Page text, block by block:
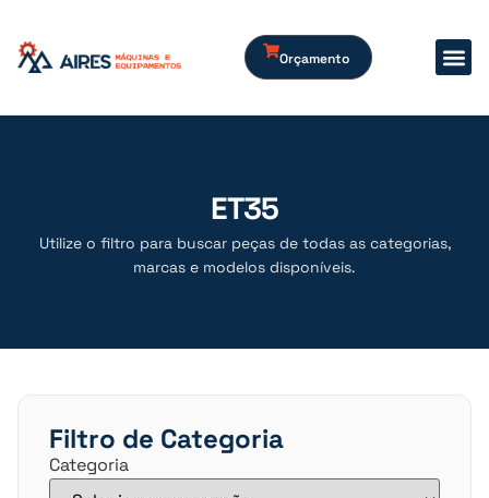
Orçamento
ET35
Utilize o filtro para buscar peças de todas as categorias,
marcas e modelos disponíveis.
Filtro de Categoria
Categoria